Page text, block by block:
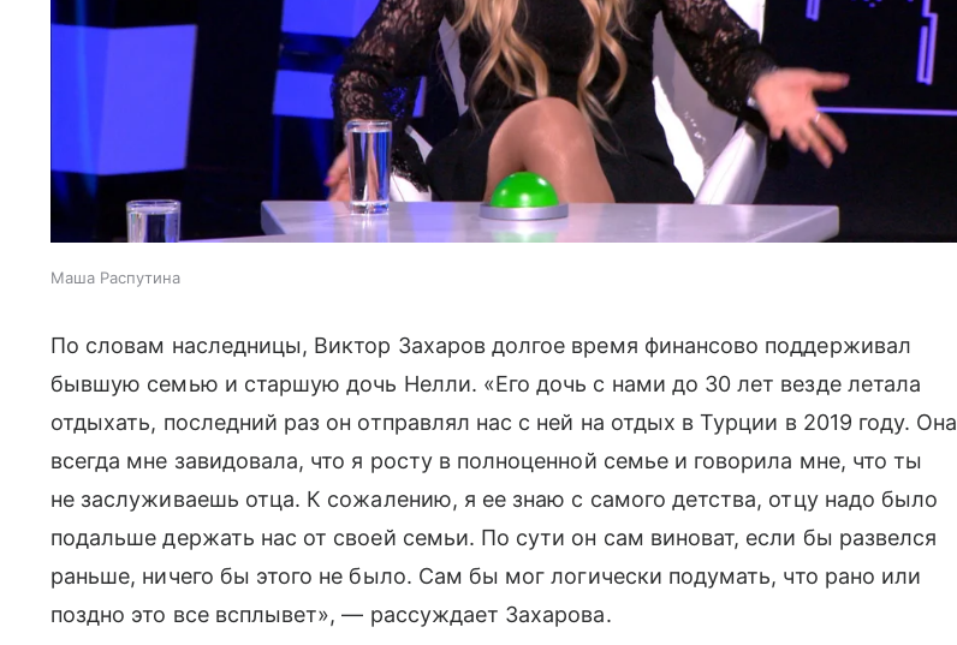
Маша Распутина
По словам наследницы, Виктор Захаров долгое время финансово поддерживал
бывшую семью и старшую дочь Нелли. «Его дочь с нами до 30 лет везде летала
отдыхать, последний раз он отправлял нас с ней на отдых в Турции в 2019 году. Она
всегда мне завидовала, что я росту в полноценной семье и говорила мне, что ты
не заслуживаешь отца. К сожалению, я ее знаю с самого детства, отцу надо было
подальше держать нас от своей семьи. По сути он сам виноват, если бы развелся
раньше, ничего бы этого не было. Сам бы мог логически подумать, что рано или
поздно это все всплывет», — рассуждает Захарова.